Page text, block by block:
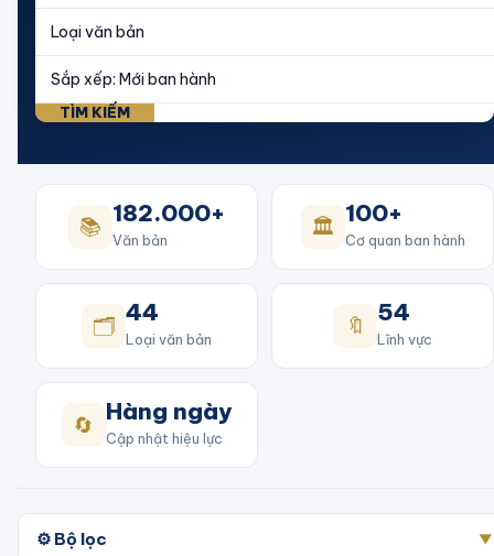
TÌM KIẾM
📚 182.000+
Văn bản 🏛️ 100+
Cơ quan ban hành
🗂️ 44
Loại văn bản 🔖 54
Lĩnh vực
🔄 Hàng ngày
Cập nhật hiệu lực
⚙️ Bộ lọc ▼